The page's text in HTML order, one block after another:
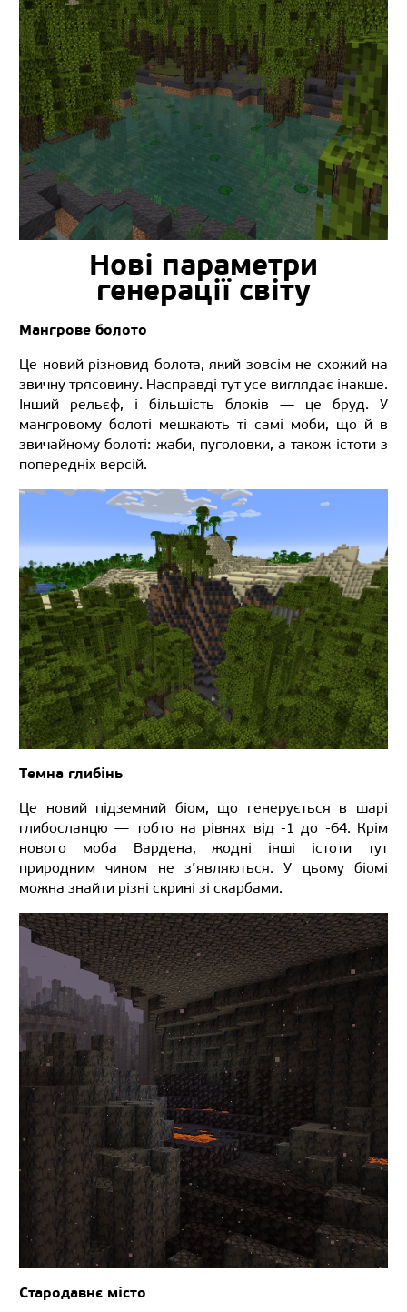
Нові параметри
генерації світу
Мангрове болото
Це новий різновид болота, який зовсім не схожий на
звичну трясовину. Насправді тут усе виглядає інакше.
Інший рельєф, і більшість блоків — це бруд. У
мангровому болоті мешкають ті самі моби, що й в
звичайному болоті: жаби, пуголовки, а також істоти з
попередніх версій.
Темна глибінь
Це новий підземний біом, що генерується в шарі
глибосланцю — тобто на рівнях від -1 до -64. Крім
нового моба Вардена, жодні інші істоти тут
природним чином не з’являються. У цьому біомі
можна знайти різні скрині зі скарбами.
Стародавнє місто